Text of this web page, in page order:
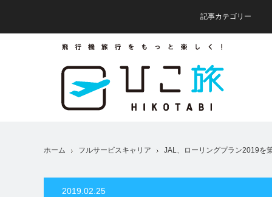
記事カテゴリー
ホーム フルサービスキャリア JAL、ローリングプラン2019を
2019.02.25